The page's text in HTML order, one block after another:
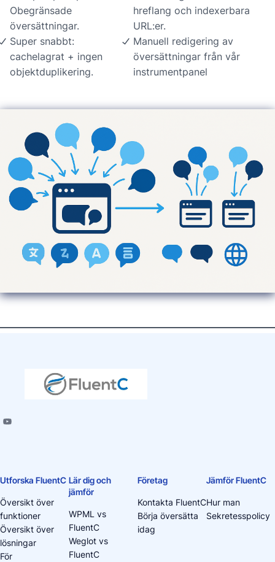
Obegränsade
översättningar.
Super snabbt:
cachelagrat + ingen
objektduplikering.
hreflang och indexerbara
URL:er.
Manuell redigering av
översättningar från vår
instrumentpanel
Utforska FluentC
Översikt över
funktioner
Översikt över
lösningar
För
Lär dig och
jämför
WPML vs
FluentC
Weglot vs
FluentC
Företag
Kontakta FluentC
Börja översätta
idag
Jämför FluentC
Hur man
Sekretesspolicy